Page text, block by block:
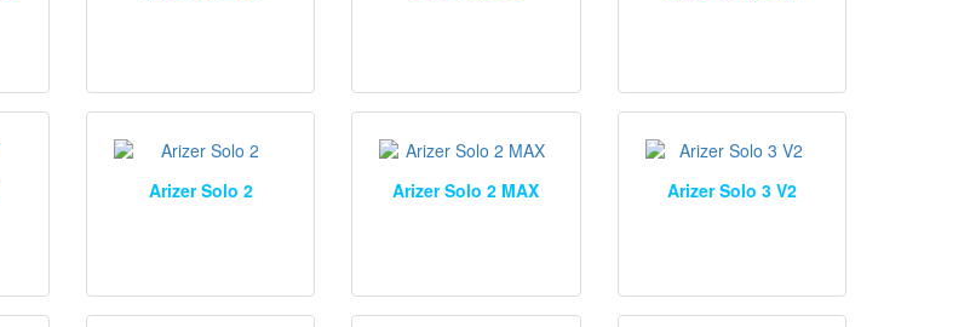
Arizer Solo 2 Arizer Solo 2 MAX Arizer Solo 3 V2